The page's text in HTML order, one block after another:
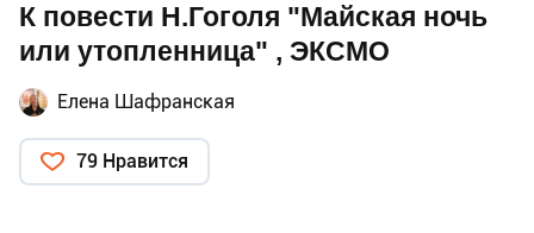
К повести Н.Гоголя "Майская ночь
или утопленница" , ЭКСМО
Елена Шафранская
79 Нравится